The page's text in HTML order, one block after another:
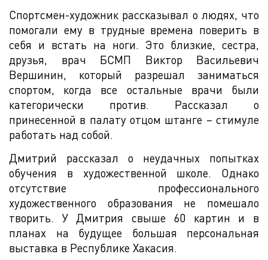
Спортсмен-художник рассказывал о людях, что
помогали ему в трудные времена поверить в
себя и встать на ноги. Это близкие, сестра,
друзья, врач БСМП Виктор Васильевич
Вершинин, который разрешал заниматься
спортом, когда все остальные врачи были
категорически против. Рассказал о
принесенной в палату отцом штанге – стимуле
работать над собой.
Дмитрий рассказал о неудачных попытках
обучения в художественной школе. Однако
отсутствие профессионального
художественного образования не помешало
творить. У Дмитрия свыше 60 картин и в
планах на будущее большая персональная
выставка в Республике Хакасия.